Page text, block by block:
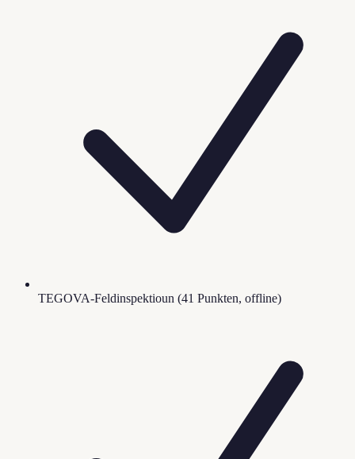
TEGOVA-Feldinspektioun (41 Punkten, offline)